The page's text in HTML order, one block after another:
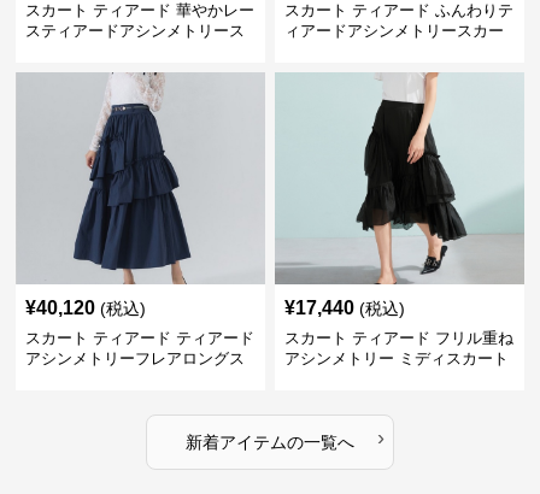
スカート ティアード 華やかレー
スティアードアシンメトリース
スカート ティアード ふんわりテ
ィアードアシンメトリースカー
¥40,120 (税込)
スカート ティアード ティアード
アシンメトリーフレアロングス
¥17,440 (税込)
スカート ティアード フリル重ね
アシンメトリー ミディスカート
新着アイテムの一覧へ ›